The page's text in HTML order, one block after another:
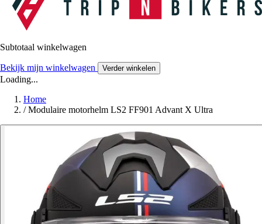
Subtotaal winkelwagen
Bekijk mijn winkelwagen Verder winkelen
Loading...
Home
/ Modulaire motorhelm LS2 FF901 Advant X Ultra